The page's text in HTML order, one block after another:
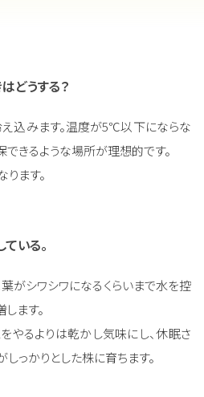
どうする？
込みます。温度が5℃以下にならな
できるような場所が理想的です。
ます。
いる。
がシワシワになるくらいまで水を控
ます。
やるよりは乾かし気味にし、休眠さ
っかりとした株に育ちます。